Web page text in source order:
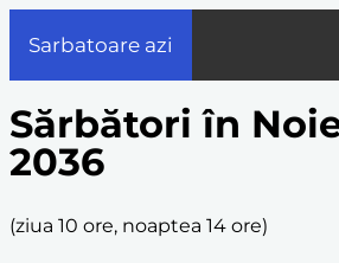
Sarbatoare azi
Sărbători în
2036
(ziua 10 ore, noaptea 14 ore)